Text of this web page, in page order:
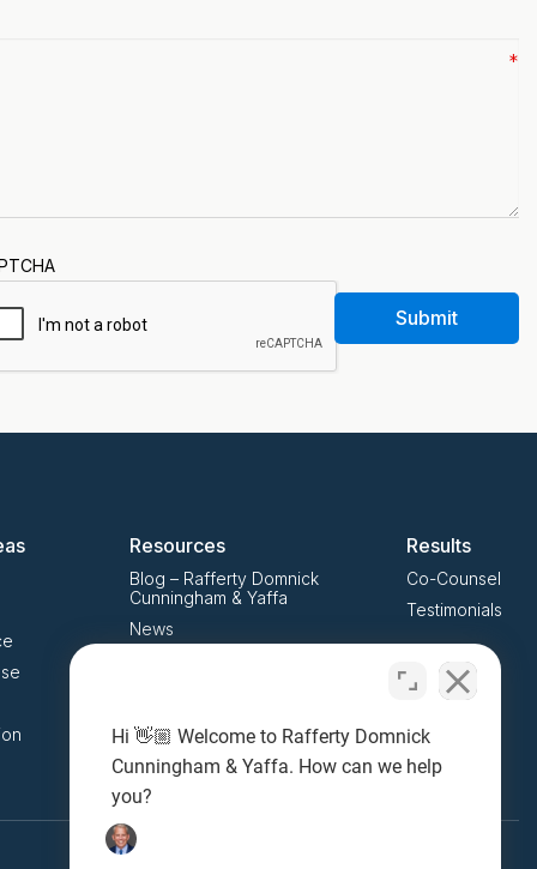
Submit
Resources
Blog – Rafferty Domnick
Cunningham & Yaffa
News
Client Reviews
Results
Co-Counsel
Testimonials
Hi 👋🏼 Welcome to Rafferty Domnick
Cunningham & Yaffa. How can we help
you?